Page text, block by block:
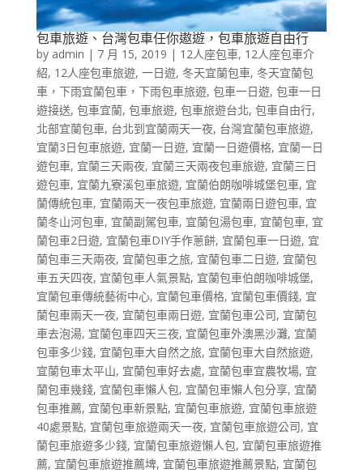
包車旅遊、台灣包車任你遨遊，包車旅遊自由行
by admin | 7 月 15, 2019 | 12人座包車, 12人座包車介
紹, 12人座包車旅遊, 一日遊, 冬天宜蘭包車, 冬天宜蘭包
車，下雨宜蘭包車，下雨包車旅遊, 包車一日遊, 包車一日
遊接送, 包車宜蘭, 包車旅遊, 包車旅遊台北, 包車自由行,
北部宜蘭包車, 台北到宜蘭兩天一夜, 台灣宜蘭包車旅遊,
宜蘭3日包車旅遊, 宜蘭一日遊, 宜蘭一日遊價格, 宜蘭一日
遊包車, 宜蘭三天兩夜, 宜蘭三天兩夜包車旅遊, 宜蘭三日
遊包車, 宜蘭九寮溪包車旅遊, 宜蘭伯朗咖啡城堡包車, 宜
蘭傳統包車, 宜蘭兩天一夜包車旅遊, 宜蘭兩日遊包車, 宜
蘭冬山河包車, 宜蘭副駕包車, 宜蘭包湯包車, 宜蘭包車, 宜
蘭包車2日遊, 宜蘭包車DIY手作蔥餅, 宜蘭包車一日遊, 宜
蘭包車三天兩夜, 宜蘭包車之旅, 宜蘭包車二日遊, 宜蘭包
車五天四夜, 宜蘭包車人氣景點, 宜蘭包車伯朗咖啡城堡,
宜蘭包車傳統藝術中心, 宜蘭包車價格, 宜蘭包車價錢, 宜
蘭包車兩天一夜, 宜蘭包車兩日遊, 宜蘭包車公司, 宜蘭包
車去泡湯, 宜蘭包車四天三夜, 宜蘭包車外澳黑沙灘, 宜蘭
包車多少錢, 宜蘭包車大自然之旅, 宜蘭包車大自然旅遊,
宜蘭包車太平山, 宜蘭包車好去處, 宜蘭包車宜農牧場, 宜
蘭包車幾錢, 宜蘭包車懶人包, 宜蘭包車懶人包分享, 宜蘭
包車推薦, 宜蘭包車新景點, 宜蘭包車旅遊, 宜蘭包車旅遊
40處景點, 宜蘭包車旅遊兩天一夜, 宜蘭包車旅遊公司, 宜
蘭包車旅遊多少錢, 宜蘭包車旅遊懶人包, 宜蘭包車旅遊推
薦, 宜蘭包車旅遊推薦埤, 宜蘭包車旅遊推薦景點, 宜蘭包